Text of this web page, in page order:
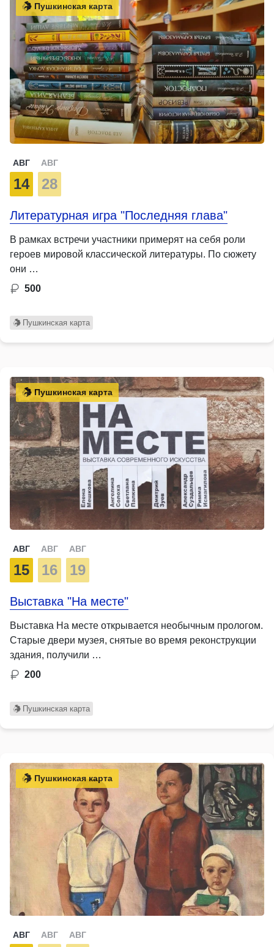
Пушкинская карта
АВГ
14
АВГ
28
Литературная игра "Последняя глава"
В рамках встречи участники примерят на себя роли
героев мировой классической литературы. По сюжету
они …
500
Пушкинская карта
Пушкинская карта
АВГ
15
АВГ
16
АВГ
19
Выставка "На месте"
Выставка На месте открывается необычным прологом.
Старые двери музея, снятые во время реконструкции
здания, получили …
200
Пушкинская карта
Пушкинская карта
АВГ АВГ АВГ